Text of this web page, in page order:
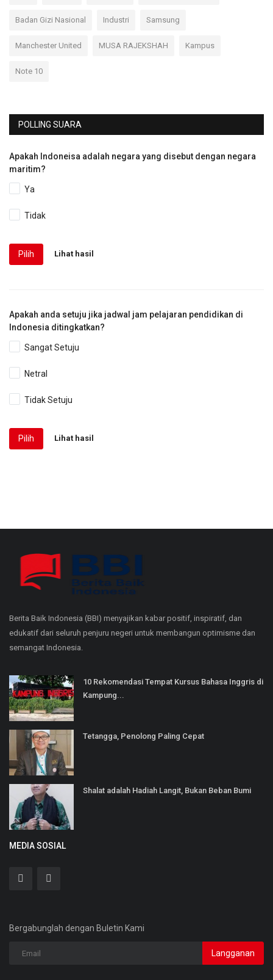
Badan Gizi Nasional Industri Samsung
Manchester United MUSA RAJEKSHAH Kampus
Note 10
POLLING SUARA
Apakah Indoneisa adalah negara yang disebut dengan negara
maritim?
Ya
Tidak
Pilih Lihat hasil
Apakah anda setuju jika jadwal jam pelajaran pendidikan di
Indonesia ditingkatkan?
Sangat Setuju
Netral
Tidak Setuju
Pilih Lihat hasil
Berita Baik Indonesia (BBI) menyajikan kabar positif, inspiratif, dan
edukatif dari seluruh penjuru negeri untuk membangun optimisme dan
semangat Indonesia.
10 Rekomendasi Tempat Kursus Bahasa Inggris di
Kampung...
Tetangga, Penolong Paling Cepat
Shalat adalah Hadiah Langit, Bukan Beban Bumi
MEDIA SOSIAL
Bergabunglah dengan Buletin Kami
Langganan